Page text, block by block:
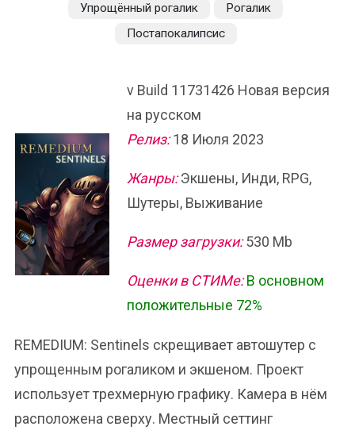
Упрощённый рогалик
Рогалик
Постапокалипсис
v Build 11731426 Новая версия
на русском
Релиз:18 Июля 2023
Жанры:Экшены, Инди, RPG,
Шутеры, Выживание
Размер загрузки:530 Mb
Оценки в СТИМе: В основном
положительные 72%
REMEDIUM: Sentinels скрещивает автошутер с
упрощенным рогаликом и экшеном. Проект
использует трехмерную графику. Камера в нём
расположена сверху. Местный сеттинг